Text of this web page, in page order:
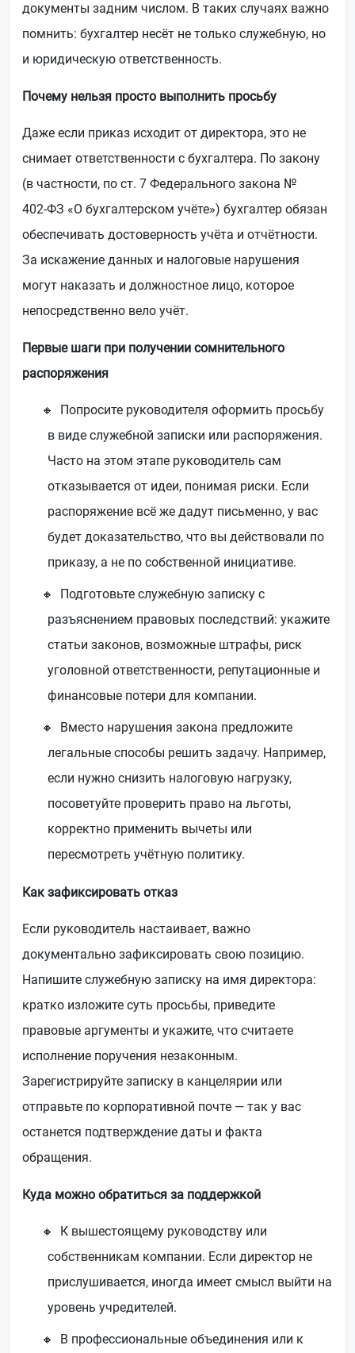
документы задним числом. В таких случаях важно
помнить: бухгалтер несёт не только служебную, но
и юридическую ответственность.
Почему нельзя просто выполнить просьбу
Даже если приказ исходит от директора, это не
снимает ответственности с бухгалтера. По закону
(в частности, по ст. 7 Федерального закона №
402‑ФЗ «О бухгалтерском учёте») бухгалтер обязан
обеспечивать достоверность учёта и отчётности.
За искажение данных и налоговые нарушения
могут наказать и должностное лицо, которое
непосредственно вело учёт.
Первые шаги при получении сомнительного
распоряжения
Попросите руководителя оформить просьбу
в виде служебной записки или распоряжения.
Часто на этом этапе руководитель сам
отказывается от идеи, понимая риски. Если
распоряжение всё же дадут письменно, у вас
будет доказательство, что вы действовали по
приказу, а не по собственной инициативе.
Подготовьте служебную записку с
разъяснением правовых последствий: укажите
статьи законов, возможные штрафы, риск
уголовной ответственности, репутационные и
финансовые потери для компании.
Вместо нарушения закона предложите
легальные способы решить задачу. Например,
если нужно снизить налоговую нагрузку,
посоветуйте проверить право на льготы,
корректно применить вычеты или
пересмотреть учётную политику.
Как зафиксировать отказ
Если руководитель настаивает, важно
документально зафиксировать свою позицию.
Напишите служебную записку на имя директора:
кратко изложите суть просьбы, приведите
правовые аргументы и укажите, что считаете
исполнение поручения незаконным.
Зарегистрируйте записку в канцелярии или
отправьте по корпоративной почте — так у вас
останется подтверждение даты и факта
обращения.
Куда можно обратиться за поддержкой
К вышестоящему руководству или
собственникам компании. Если директор не
прислушивается, иногда имеет смысл выйти на
уровень учредителей.
В профессиональные объединения или к